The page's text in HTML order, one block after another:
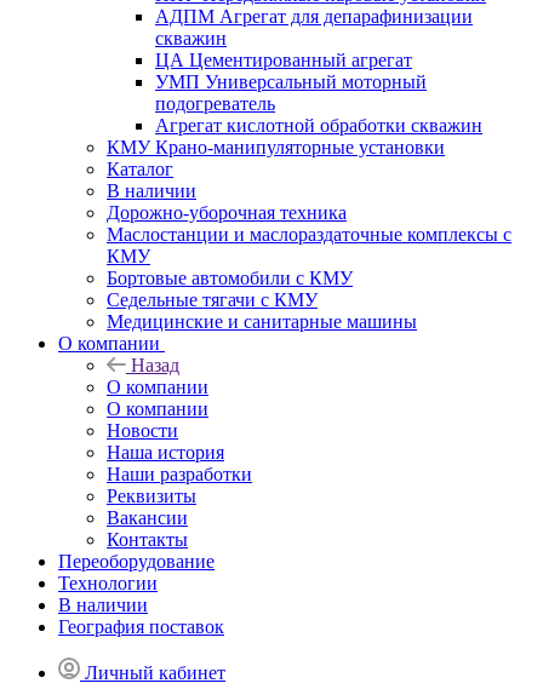
АДПМ Агрегат для депарафинизации
скважин
ЦА Цементированный агрегат
УМП Универсальный моторный
подогреватель
Агрегат кислотной обработки скважин
КМУ Крано-манипуляторные установки
Каталог
В наличии
Дорожно-уборочная техника
Маслостанции и маслораздаточные комплексы с
КМУ
Бортовые автомобили с КМУ
Седельные тягачи с КМУ
Медицинские и санитарные машины
О компании
Назад
О компании
О компании
Новости
Наша история
Наши разработки
Реквизиты
Вакансии
Контакты
Переоборудование
Технологии
В наличии
География поставок
Личный кабинет